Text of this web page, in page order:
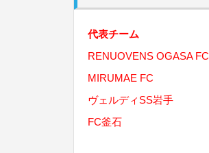
代表チーム
RENUOVENS OGASA FC
MIRUMAE FC
ヴェルディSS岩手
FC釜石